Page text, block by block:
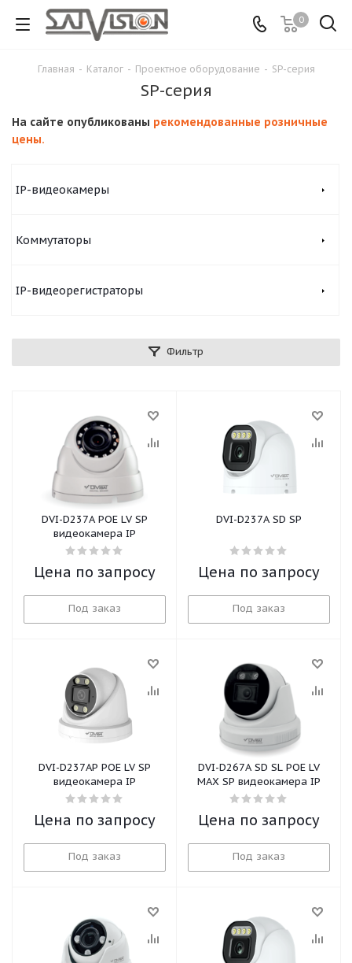
0
Главная - Каталог - Проектное оборудование - SP-серия
SP-серия
На сайте опубликованы рекомендованные розничные
цены.
IP-видеокамеры
Коммутаторы
IP-видеорегистраторы
Фильтр
DVI-D237A POE LV SP
видеокамера IP
Цена по запросу
Под заказ
DVI-D237A SD SP
Цена по запросу
Под заказ
DVI-D237AP POE LV SP
видеокамера IP
Цена по запросу
Под заказ
DVI-D267А SD SL POE LV
MAX SP видеокамера IP
Цена по запросу
Под заказ